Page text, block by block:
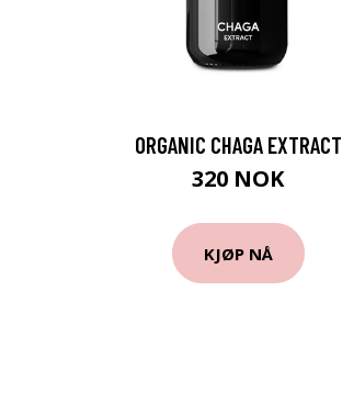
ORGANIC CHAGA EXTRACT
320 NOK
KJØP NÅ